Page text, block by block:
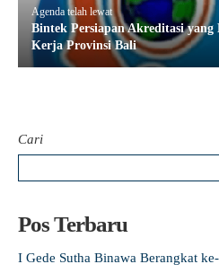
Agenda telah lewat
Bintek Persiapan Akreditasi yang
Kerja Provinsi Bali
Cari
Pos Terbaru
I Gede Sutha Binawa Berangkat